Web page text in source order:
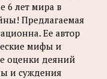
6 лет мира в
Предлагаемая
Ее автор
мифы и
оценки деяний
и суждения